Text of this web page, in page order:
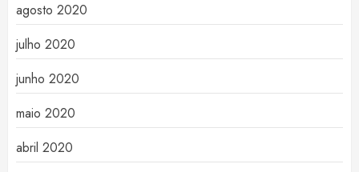
agosto 2020
julho 2020
junho 2020
maio 2020
abril 2020